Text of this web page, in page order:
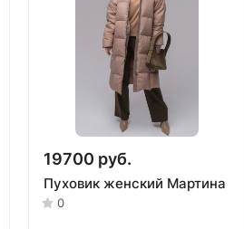
19700 руб.
Пуховик женский Мартина
0